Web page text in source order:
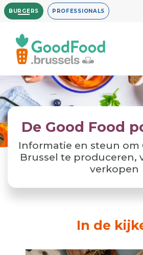
Overslaan
en
inhoud
gaan
BURGERS PROFESSIONALS
De Good Food
Informatie en steun om
Brussel te produceren,
verkopen
In de